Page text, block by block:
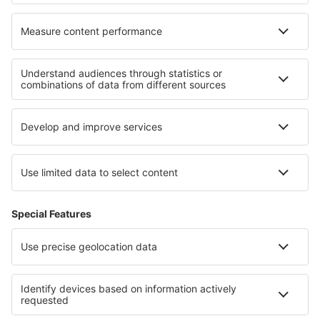
O eSky
Všeobecné podmínky
Moje rezervace
Politika ochrany soukromí
Podpora a kontakt
Země
Mezinárodní web-stránky
eSky.eu eSky.com eDestinos.com